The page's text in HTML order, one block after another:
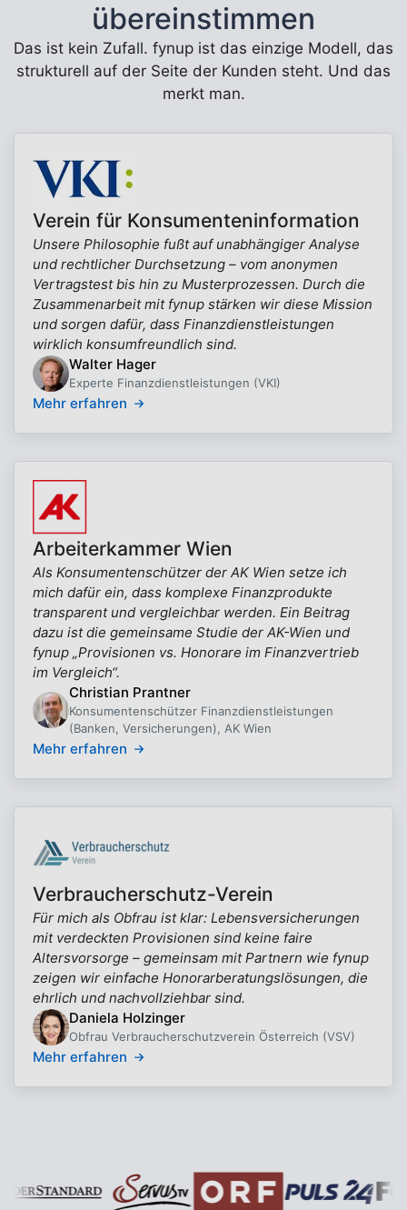
übereinstimmen
Das ist kein Zufall. fynup ist das einzige Modell, das
strukturell auf der Seite der Kunden steht. Und das
merkt man.
Verein für Konsumenteninformation
Unsere Philosophie fußt auf unabhängiger Analyse
und rechtlicher Durchsetzung – vom anonymen
Vertragstest bis hin zu Musterprozessen. Durch die
Zusammenarbeit mit fynup stärken wir diese Mission
und sorgen dafür, dass Finanzdienstleistungen
wirklich konsumfreundlich sind.
Walter Hager
Experte Finanzdienstleistungen (VKI)
Mehr erfahren
Arbeiterkammer Wien
Als Konsumentenschützer der AK Wien setze ich
mich dafür ein, dass komplexe Finanzprodukte
transparent und vergleichbar werden. Ein Beitrag
dazu ist die gemeinsame Studie der AK-Wien und
fynup „Provisionen vs. Honorare im Finanzvertrieb
im Vergleich“.
Christian Prantner
Konsumentenschützer Finanzdienstleistungen
(Banken, Versicherungen), AK Wien
Mehr erfahren
Verbraucherschutz-Verein
Für mich als Obfrau ist klar: Lebensversicherungen
mit verdeckten Provisionen sind keine faire
Altersvorsorge – gemeinsam mit Partnern wie fynup
zeigen wir einfache Honorarberatungslösungen, die
ehrlich und nachvollziehbar sind.
Daniela Holzinger
Obfrau Verbraucherschutzverein Österreich (VSV)
Mehr erfahren